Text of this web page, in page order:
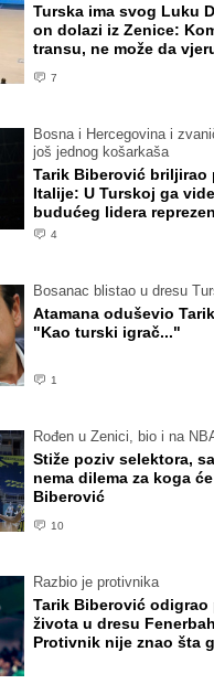
Turska ima svog Luku
on dolazi iz Zenice:
transu, ne može da
7
Bosna i Hercegovina i
još jednog košarkaša
Tarik Biberović briljirao
Italije: U Turskoj ga
budućeg lidera
4
Bosanac blistao u dresu
Atamana oduševio
"Kao turski igrač..."
1
Rođen u Zenici, bio i na
Stiže poziv selektora,
nema dilema za koga
Biberović
10
Razbio je protivnika
Tarik Biberović odigrao
života u dresu
Protivnik nije znao šta